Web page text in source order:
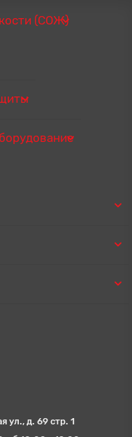
(СОЖ)
ул., д. 69 стр. 1